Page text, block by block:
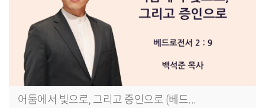
어둠에서 빛으로, 그리고 증인으로 (베드...